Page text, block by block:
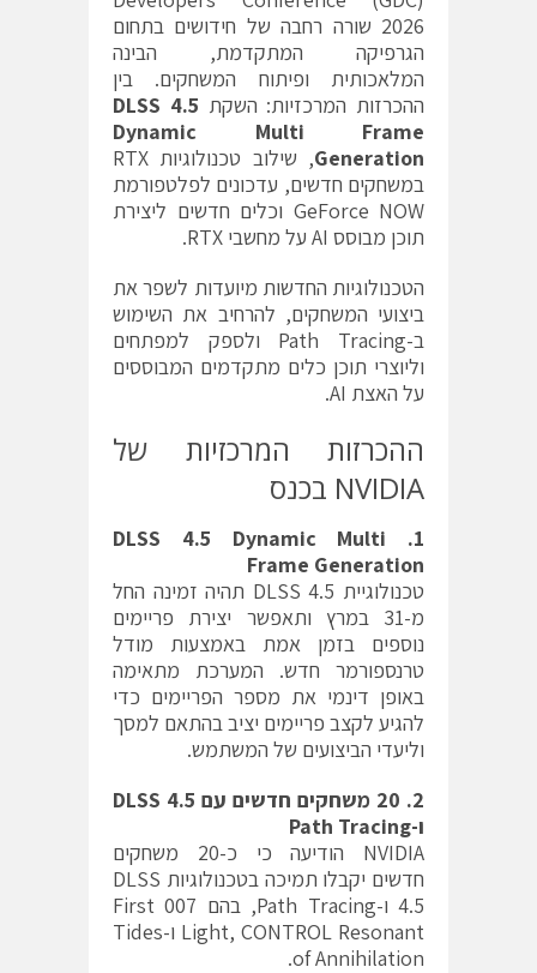
2026 שורה רחבה של חידושים בתחום
הגרפיקה המתקדמת, הבינה
המלאכותית ופיתוח המשחקים. בין
ההכרזות המרכזיות: השקת DLSS 4.5
Dynamic Multi Frame
Generation
, שילוב טכנולוגיות RTX
במשחקים חדשים, עדכונים לפלטפורמת
GeForce NOW וכלים חדשים ליצירת
תוכן מבוסס AI על מחשבי RTX.
הטכנולוגיות החדשות מיועדות לשפר את
ביצועי המשחקים, להרחיב את השימוש
ב-Path Tracing ולספק למפתחים
וליוצרי תוכן כלים מתקדמים המבוססים
על האצת AI.
ההכרזות המרכזיות של
NVIDIA בכנס
1. DLSS 4.5 Dynamic Multi
Frame Generation
טכנולוגיית DLSS 4.5 תהיה זמינה החל
מ-31 במרץ ותאפשר יצירת פריימים
נוספים בזמן אמת באמצעות מודל
טרנספורמר חדש. המערכת מתאימה
באופן דינמי את מספר הפריימים כדי
להגיע לקצב פריימים יציב בהתאם למסך
וליעדי הביצועים של המשתמש.
2. 20 משחקים חדשים עם DLSS 4.5
ו-Path Tracing
NVIDIA הודיעה כי כ-20 משחקים
חדשים יקבלו תמיכה בטכנולוגיות DLSS
4.5 ו-Path Tracing, בהם
007 First
Light, CONTROL Resonant ו-Tides
of Annihilation
.